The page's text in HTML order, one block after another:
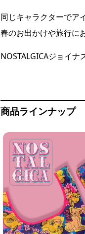
同じキャラクターで
春のお出かけや旅行に
NOSTALGICAジョイ
商品ラインナップ